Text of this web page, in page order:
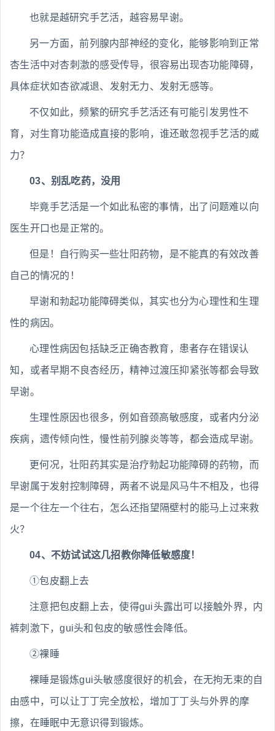
也就是越研究手艺活，越容易早谢。
另一方面，前列腺内部神经的变化，能够影响到正常
杏生活中对杏刺激的感受传导，很容易出现杏功能障碍，
具体症状如杏欲减退、发射无力、发射无感等。
不仅如此，频繁的研究手艺活还有可能引发男性不
育，对生育功能造成直接的影响，谁还敢忽视手艺活的威
力？
03、别乱吃药，没用
毕竟手艺活是一个如此私密的事情，出了问题难以向
医生开口也是正常的。
但是！自行购买一些壮阳药物，是不能真的有效改善
自己的情况的！
早谢和勃起功能障碍类似，其实也分为心理性和生理
性的病因。
心理性病因包括缺乏正确杏教育，患者存在错误认
知，或者早期不良杏经历，精神过渡压抑紧张等都会导致
早谢。
生理性原因也很多，例如音颈高敏感度，或者内分泌
疾病，遗传倾向性，慢性前列腺炎等等，都会造成早谢。
更何况，壮阳药其实是治疗勃起功能障碍的药物，而
早谢属于发射控制障碍，两者不说是风马牛不相及，也得
是一个往左一个往右，怎么还指望隔壁村的能马上过来救
火？
04、不妨试试这几招教你降低敏感度！
①包皮翻上去
注意把包皮翻上去，使得gui头露出可以接触外界，内
裤刺激下，gui头和包皮的敏感性会降低。
②裸睡
裸睡是锻炼gui头敏感度很好的机会，在无拘无束的自
由感中，可以让丁丁完全放松，增加丁丁头与外界的摩
擦，在睡眠中无意识得到锻炼。